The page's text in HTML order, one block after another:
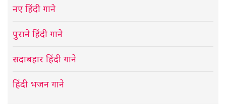
नए हिंदी गाने
पुराने हिंदी गाने
सदाबहार हिंदी गाने
हिंदी भजन गाने